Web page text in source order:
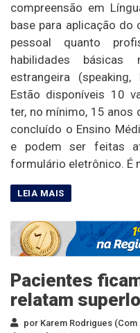
compreensão em
base para aplicação
pessoal quanto
habilidades
estrangeira
Estão disponíveis 10
ter, no mínimo, 15 anos
concluído o Ensino
e podem ser feitas
formulário eletrônico. É
Pacientes
relatam
por Karem Rodrigues